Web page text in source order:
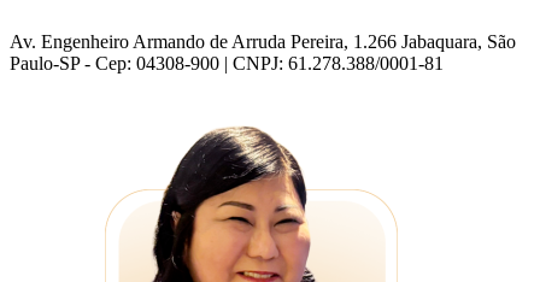
Av. Engenheiro Armando de Arruda Pereira, 1.266 Jabaquara, São
Paulo-SP - Cep: 04308-900 | CNPJ: 61.278.388/0001-81